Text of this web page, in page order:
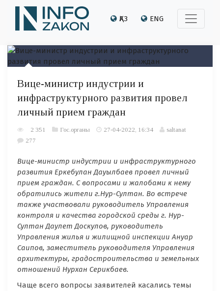
ҚАЗ ENG
Вице-министр индустрии и
инфраструктурного развития провел
личный прием граждан
2 351 Гос.органы 27-04-2022, 16:34
saltanat
277
Вице-министр индустрии и инфраструктурного
развития Еркебулан Дауылбаев провел личный
прием граждан. С вопросами и жалобами к нему
обратились жители г.Нур-Султан. Во встрече
также участвовали руководитель Управления
контроля и качества городской среды г. Нур-
Султан Даулет Доскулов, руководитель
Управления жилья и жилищной инспекции Ануар
Саипов, заместитель руководителя Управления
архитектуры, градостроительства и земельных
отношений Нурхан Серикбаев.
Чаще всего вопросы заявителей касались темы